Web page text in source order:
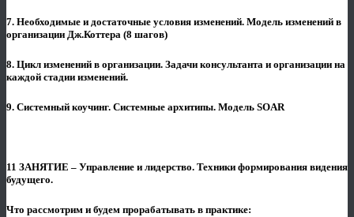
7. Необходимые и достаточные условия изменений. Модель изменений в
организации Дж.Коттера (8 шагов)
8. Цикл изменений в организации. Задачи консультанта и организации на
каждой стадии изменений.
9. Системный коучинг. Системные архитипы. Модель SOAR
11 ЗАНЯТИЕ – Управление и лидерство. Техники формирования видения
будущего.
Что рассмотрим и будем прорабатывать в практике: